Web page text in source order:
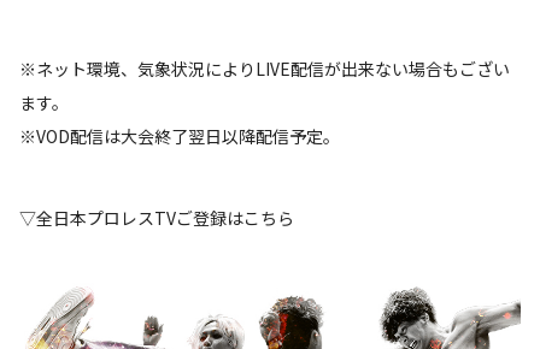
※ネット環境、気象状況によりLIVE配信が出来ない場合もござい
ます。
※VOD配信は大会終了翌日以降配信予定。
▽全日本プロレスTVご登録はこちら